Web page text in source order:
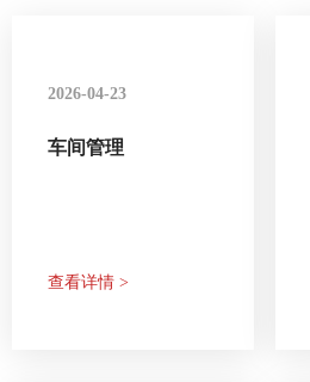
2026-04-23
车间管理
查看详情 >